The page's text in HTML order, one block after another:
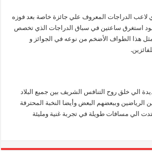
في
دبي
مغلقة
لاعب الدراجات المعروف علي جائزة خاصة بعد فوزه
استغرق ساعتين في سباق الدراجات الذي تخصص
هذا الطواف الأضخم من نوعه في الجوائز و
الي خلق روح التنافس الشريف بين جميع البلاد
الرياضين وببعضهم البعض وأيضا النخبة المحترفة
الي مسافات طويلة في تجربة غنية ومليئة